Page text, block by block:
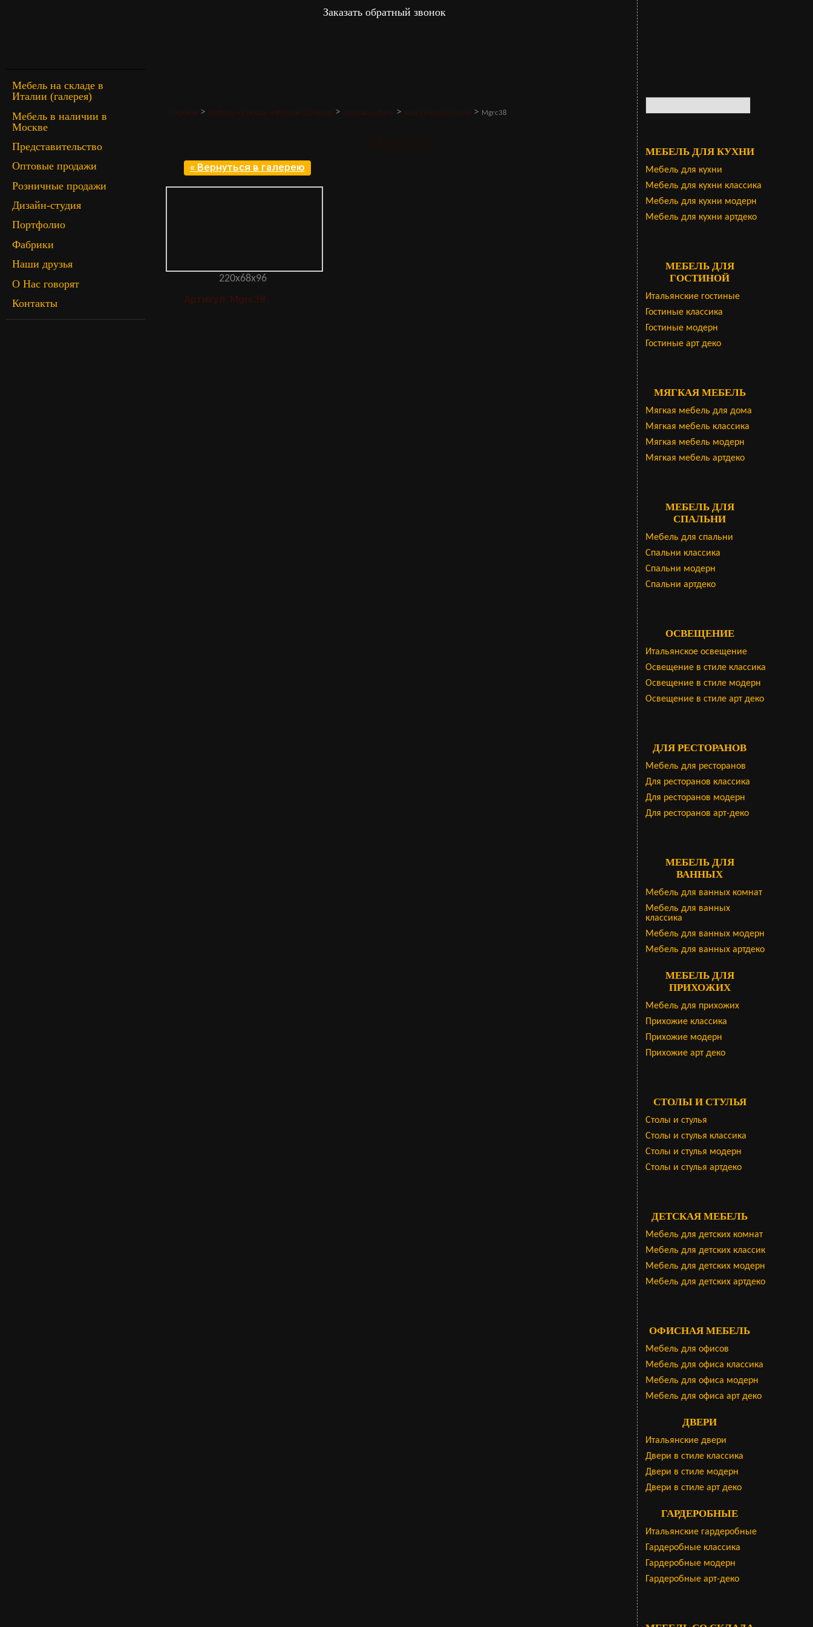
Заказать обратный звонок
Мебель на складе в
Италии (галерея)
Мебель в наличии в
Москве
Представительство
Оптовые продажи
Розничные продажи
Дизайн-студия
Портфолио
Фабрики
Наши друзья
О Нас говорят
Контакты
Главная > Мебель на складе в Италии (Галерея) > Мягкая мебель > Классический стиль > Mgrc38
« Вернуться в галерею
220х68х96
Артикул: Mgrc38
МЕБЕЛЬ ДЛЯ КУХНИ
Мебель для кухни
Мебель для кухни классика
Мебель для кухни модерн
Мебель для кухни артдеко
МЕБЕЛЬ ДЛЯ
ГОСТИНОЙ
Итальянские гостиные
Гостиные классика
Гостиные модерн
Гостиные арт деко
МЯГКАЯ МЕБЕЛЬ
Мягкая мебель для дома
Мягкая мебель классика
Мягкая мебель модерн
Мягкая мебель артдеко
МЕБЕЛЬ ДЛЯ
СПАЛЬНИ
Мебель для спальни
Cпальни классика
Спальни модерн
Спальни артдеко
ОСВЕЩЕНИЕ
Итальянское освещение
Освещение в стиле классика
Освещение в стиле модерн
Освещение в стиле арт деко
ДЛЯ РЕСТОРАНОВ
Мебель для ресторанов
Для ресторанов классика
Для ресторанов модерн
Для ресторанов арт-деко
МЕБЕЛЬ ДЛЯ
ВАННЫХ
Мебель для ванных комнат
Мебель для ванных
классика
Мебель для ванных модерн
Мебель для ванных артдеко
МЕБЕЛЬ ДЛЯ
ПРИХОЖИХ
Мебель для прихожих
Прихожие классика
Прихожие модерн
Прихожие арт деко
СТОЛЫ И СТУЛЬЯ
Столы и стулья
Столы и стулья классика
Столы и стулья модерн
Столы и стулья артдеко
ДЕТСКАЯ МЕБЕЛЬ
Мебель для детских комнат
Мебель для детских классик
Мебель для детских модерн
Мебель для детских артдеко
ОФИСНАЯ МЕБЕЛЬ
Мебель для офисов
Мебель для офиса классика
Мебель для офиса модерн
Мебель для офиса арт деко
ДВЕРИ
Итальянские двери
Двери в стиле классика
Двери в стиле модерн
Двери в стиле арт деко
ГАРДЕРОБНЫЕ
Итальянские гардеробные
Гардеробные классика
Гардеробные модерн
Гардеробные арт-деко